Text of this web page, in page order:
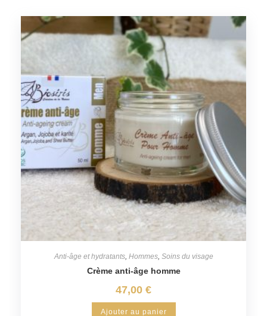
Anti-âge et hydratants, Hommes, Soins du visage
Crème anti-âge homme
47,00 €
Ajouter au panier